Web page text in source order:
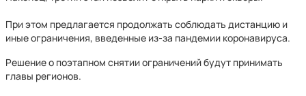
При этом предлагается продолжать соблюдать дистанцию и
иные ограничения, введенные из-за пандемии коронавируса.
Решение о поэтапном снятии ограничений будут принимать
главы регионов.